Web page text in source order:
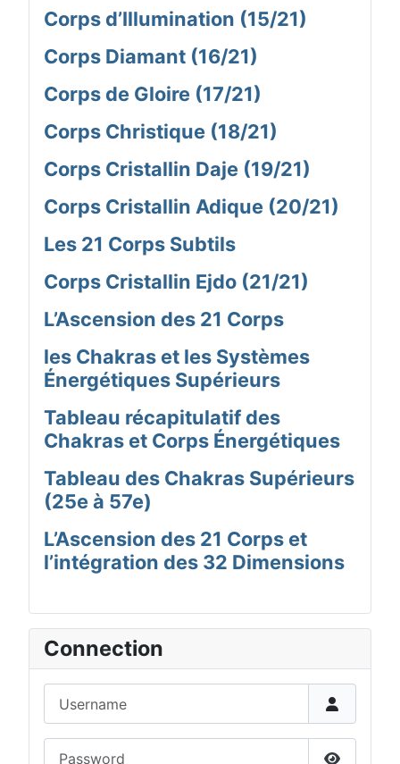
Corps d’Illumination (15/21)
Corps Diamant (16/21)
Corps de Gloire (17/21)
Corps Christique (18/21)
Corps Cristallin Daje (19/21)
Corps Cristallin Adique (20/21)
Les 21 Corps Subtils
Corps Cristallin Ejdo (21/21)
L’Ascension des 21 Corps
les Chakras et les Systèmes
Énergétiques Supérieurs
Tableau récapitulatif des
Chakras et Corps Énergétiques
Tableau des Chakras Supérieurs
(25e à 57e)
L’Ascension des 21 Corps et
l’intégration des 32 Dimensions
Connection